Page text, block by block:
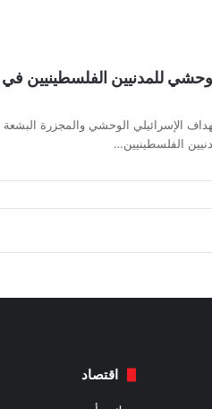
للمدنيين الفلسطينيين في
الإسرائيلي الوحشي والمجزرة البشعة
الفلسطينيين…
اقتصاد